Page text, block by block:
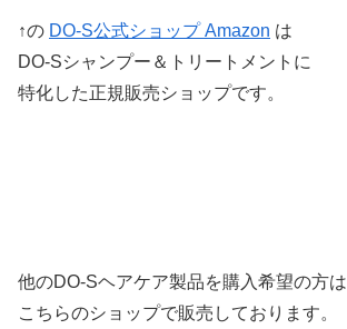
↑の DO-S公式ショップ Amazon は
DO-Sシャンプー＆トリートメントに
特化した正規販売ショップです。
他のDO-Sヘアケア製品を購入希望の方は
こちらのショップで販売しております。